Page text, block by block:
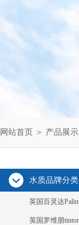
网站首页 ＞ 产品展示
水质品牌分类
英国百灵达
英国罗维朋